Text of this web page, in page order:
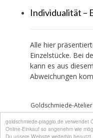
goldschmiede-piaggio.de verwendet
Online-Einkauf so angenehm wie
Du unsere Website weiterhin
Individualität –
Alle hier
Einzelstücke. Bei
kann es aus
Abweichungen
Goldschmiede-